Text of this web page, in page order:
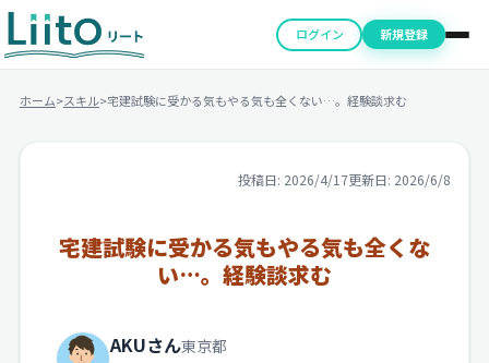
ログイン 新規登録
ホーム>スキル>宅建試験に受かる気もやる気も全くない…。経験談求む
投稿日: 2026/4/17更新日: 2026/6/8
宅建試験に受かる気もやる気も全くな
い…。経験談求む
AKUさん東京都